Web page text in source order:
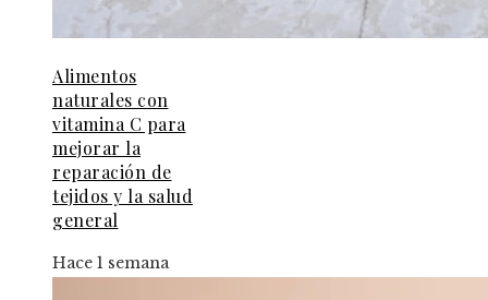
Alimentos
naturales con
vitamina C para
mejorar la
reparación de
tejidos y la salud
general
Hace 1 semana